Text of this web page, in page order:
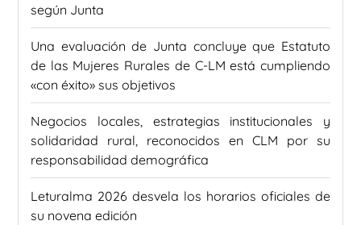
según Junta
Una evaluación de Junta concluye que Estatuto
de las Mujeres Rurales de C-LM está cumpliendo
«con éxito» sus objetivos
Negocios locales, estrategias institucionales y
solidaridad rural, reconocidos en CLM por su
responsabilidad demográfica
Leturalma 2026 desvela los horarios oficiales de
su novena edición